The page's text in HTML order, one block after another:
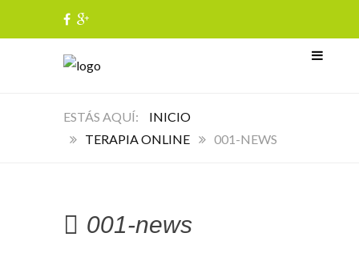
INICIO
TERAPIA ONLINE
001-NEWS
001-news